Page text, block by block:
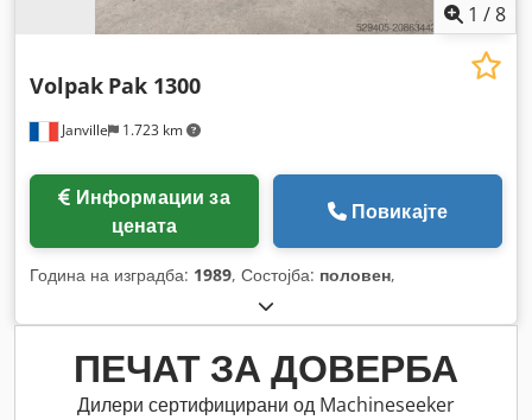
1 /8
Janville 1.723 km
Volpak Pak 1300
цената
Повикајте
Година на изградба: 1989, Состојба: половен,
ПЕЧАТ ЗА ДОВЕРБА
Дилери сертифицирани од Machineseeker